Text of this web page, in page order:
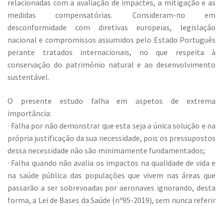
relacionadas com a avaliação de impactes, a mitigação e as
medidas compensatórias. Consideram-no em
desconformidade com diretivas europeias, legislação
nacional e compromissos assumidos pelo Estado Português
perante tratados internacionais, no que respeita à
conservação do património natural e ao desenvolvimento
sustentável.
O presente estudo falha em aspetos de extrema
importância:
· Falha por não demonstrar que esta seja a única solução e na
própria justificação da sua necessidade, pois os pressupostos
dessa necessidade não são minimamente fundamentados;
· Falha quando não avalia os impactos na qualidade de vida e
na saúde pública das populações que vivem nas áreas que
passarão a ser sobrevoadas por aeronaves ignorando, desta
forma, a Lei de Bases da Saúde (nº95-2019), sem nunca referir